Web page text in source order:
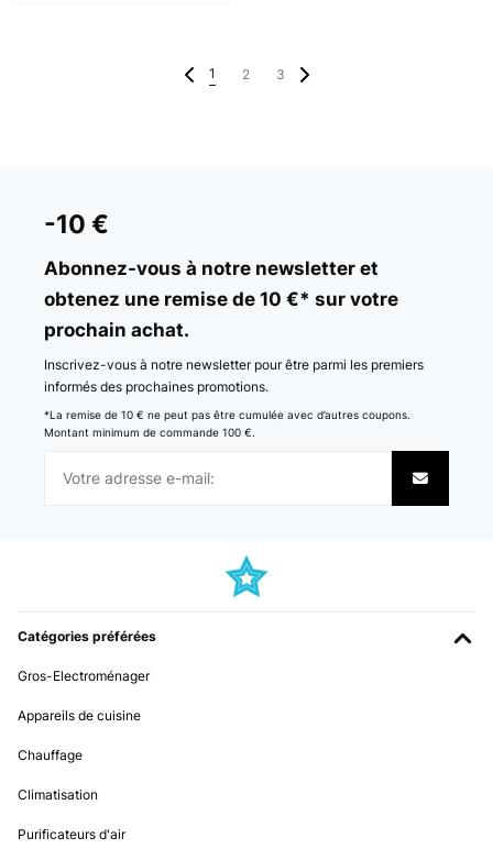
1 2 3
-10 €
Abonnez-vous à notre newsletter et
obtenez une remise de 10 €* sur votre
prochain achat.
Inscrivez-vous à notre newsletter pour être parmi les premiers
informés des prochaines promotions.
*La remise de 10 € ne peut pas être cumulée avec d’autres coupons.
Montant minimum de commande 100 €.
Catégories préférées
Gros-Electroménager
Appareils de cuisine
Chauffage
Climatisation
Purificateurs d'air